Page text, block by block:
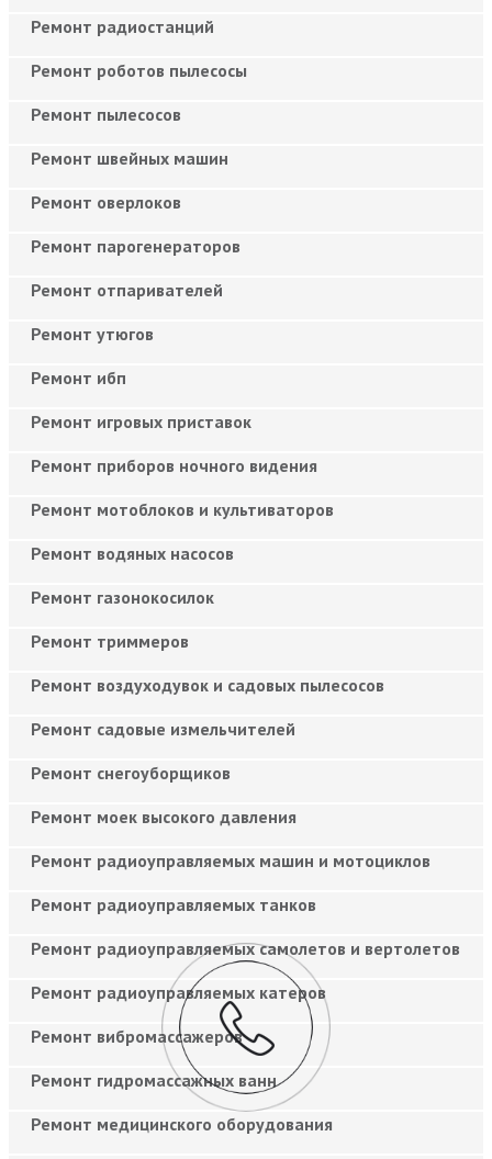
Ремонт радиостанций
Ремонт роботов пылесосы
Ремонт пылесосов
Ремонт швейных машин
Ремонт оверлоков
Ремонт парогенераторов
Ремонт отпаривателей
Ремонт утюгов
Ремонт ибп
Ремонт игровых приставок
Ремонт приборов ночного видения
Ремонт мотоблоков и культиваторов
Ремонт водяных насосов
Ремонт газонокосилок
Ремонт триммеров
Ремонт воздуходувок и садовых пылесосов
Ремонт садовые измельчителей
Ремонт снегоуборщиков
Ремонт моек высокого давления
Ремонт радиоуправляемых машин и мотоциклов
Ремонт радиоуправляемых танков
Ремонт радиоуправляемых самолетов и вертолетов
Ремонт радиоуправляемых катеров
Ремонт вибромассажеров
Ремонт гидромассажных ванн
Ремонт медицинского оборудования